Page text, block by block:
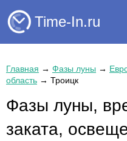
Time-In.ru
Главная → Фазы луны →
область → Троицк
Фазы луны,
заката,